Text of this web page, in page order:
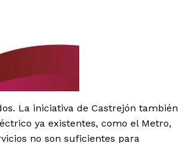
Información Propietaria / Financiación
La iniciativa de Castrejón también
ya existentes, como el Metro,
no son suficientes para